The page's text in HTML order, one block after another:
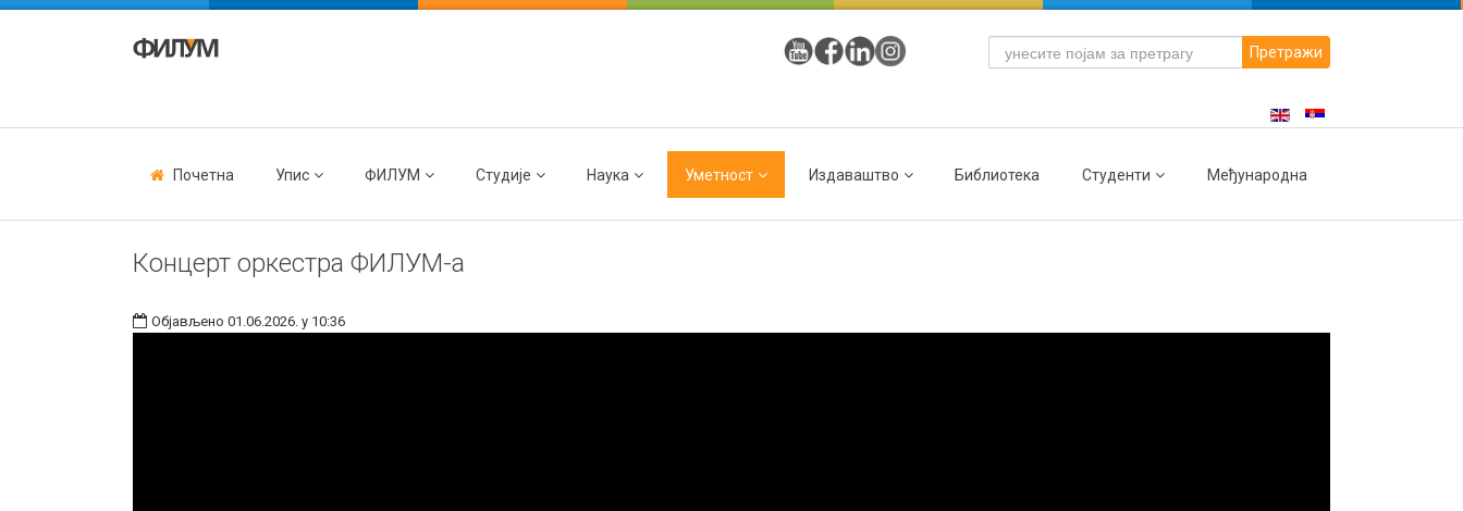
Претражи
Почетна Упис ФИЛУМ Студије Наука Уметност Издаваштво Библиотека Студенти Међународна
Концерт оркестра ФИЛУМ-а
Објављено 01.06.2026. у 10:36